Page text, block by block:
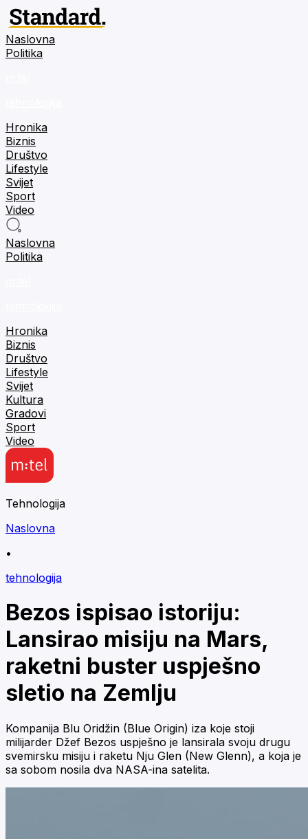
Naslovna
Politika
Hronika
Biznis
Društvo
Lifestyle
Svijet
Sport
Video
Naslovna
Politika
Hronika
Biznis
Društvo
Lifestyle
Svijet
Kultura
Gradovi
Sport
Video
Tehnologija
Naslovna
•
tehnologija
Bezos ispisao istoriju:
Lansirao misiju na Mars,
raketni buster uspješno
sletio na Zemlju
Kompanija Blu Oridžin (Blue Origin) iza koje stoji
milijarder Džef Bezos uspješno je lansirala svoju drugu
svemirsku misiju i raketu Nju Glen (New Glenn), a koja je
sa sobom nosila dva NASA-ina satelita.